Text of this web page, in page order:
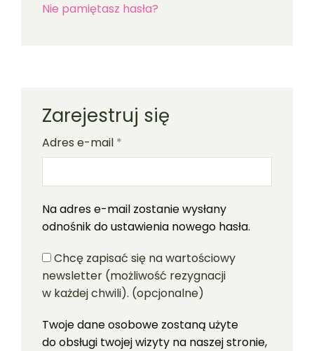
Nie pamiętasz hasła?
Zarejestruj się
Adres e-mail *
Na adres e-mail zostanie wysłany
odnośnik do ustawienia nowego hasła.
Chcę zapisać się na wartościowy
newsletter (możliwość rezygnacji
w każdej chwili). (opcjonalne)
Twoje dane osobowe zostaną użyte
do obsługi twojej wizyty na naszej stronie,